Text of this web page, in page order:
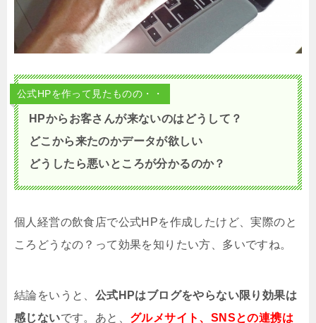
公式HPを作って見たものの・・
HPからお客さんが来ないのはどうして？
どこから来たのかデータが欲しい
どうしたら悪いところが分かるのか？
個人経営の飲食店で公式HPを作成したけど、実際のと
ころどうなの？って効果を知りたい方、多いですね。
結論をいうと、 公式HPはブログをやらない限り効果は
感じないです。あと、 グルメサイト、SNSとの連携は